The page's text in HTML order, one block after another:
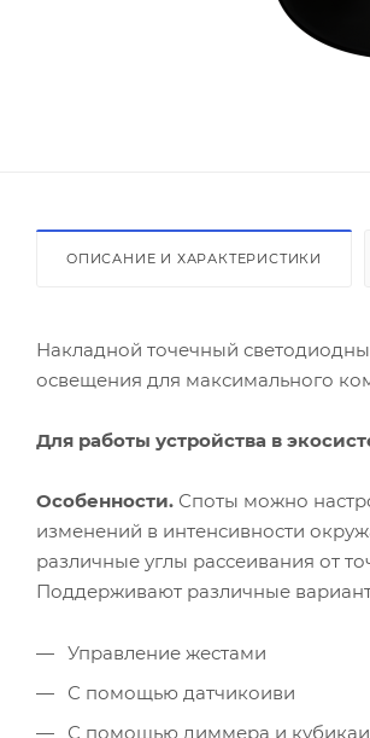
ОПИСАНИЕ И ХАРАКТЕРИСТИКИ
Накладной точечный
освещения для максимального
Для работы устройства в
Особенности. Споты можно
изменений в интенсивности
различные углы рассеивания от
Поддерживают различные
Управление жестами
С помощью датчикоиви
С помощью диммера и кубикаи